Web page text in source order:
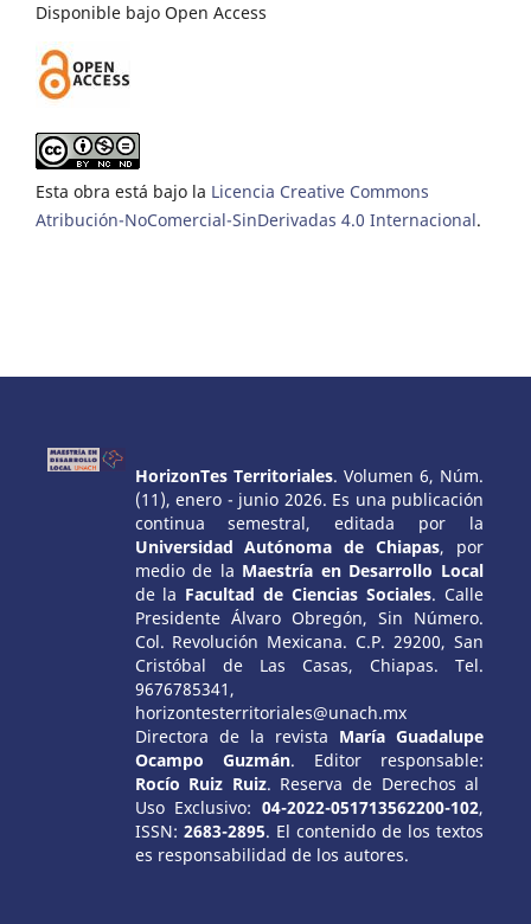
Disponible bajo Open Access
Esta obra está bajo la Licencia Creative Commons
Atribución-NoComercial-SinDerivadas 4.0 Internacional.
HorizonTes Territoriales. Volumen 6, Núm.
(11), enero - junio 2026. Es una publicación
continua semestral, editada por la
Universidad Autónoma de Chiapas, por
medio de la Maestría en Desarrollo Local
de la Facultad de Ciencias Sociales. Calle
Presidente Álvaro Obregón, Sin Número.
Col. Revolución Mexicana. C.P. 29200, San
Cristóbal de Las Casas, Chiapas. Tel.
9676785341,
horizontesterritoriales@unach.mx
Directora de la revista María Guadalupe
Ocampo Guzmán. Editor responsable:
Rocío Ruiz Ruiz. Reserva de Derechos al
Uso Exclusivo: 04-2022-051713562200-102,
ISSN: 2683-2895. El contenido de los textos
es responsabilidad de los autores.